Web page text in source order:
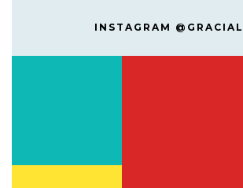
INSTAGRAM